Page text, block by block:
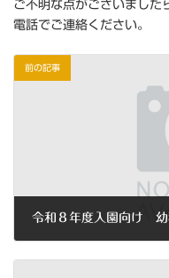
ご不明な点がございまし
電話でご連絡ください。
前の記事
令和８年度入園向け 幼